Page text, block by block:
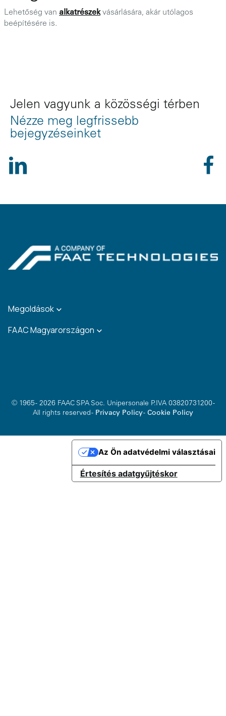
Lehetőség van alkatrészekvásárlására, akár utólagos
beépítésére is.
Jelen vagyunk a közösségi térben
Nézze meg legfrissebb
bejegyzéseinket
Megoldások
FAAC Magyarországon
© 1965 - 2026 FAAC SPA Soc. Unipersonale P.IVA 03820731200 -
All rights reserved - Privacy Policy- Cookie Policy
Értesítés adatgyűjtéskor
Az Ön adatvédelmi választásai